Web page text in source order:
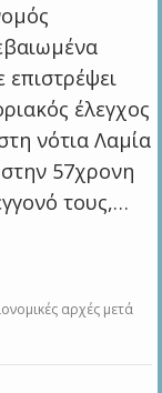
επιστρέψει
έλεγχος
νότια Λαμία
57χρονη
τους,…
αρχές μετά